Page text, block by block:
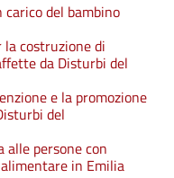
del bambino
costruzione di
da Disturbi del
e la promozione
del
alle persone con
in Emilia